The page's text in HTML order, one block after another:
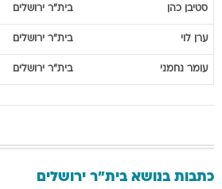
סטיבן כהן בית"ר ירושלים
ערן לוי בית"ר ירושלים
עומר נחמני בית"ר ירושלים
כתבות בנושא בית"ר ירושלים